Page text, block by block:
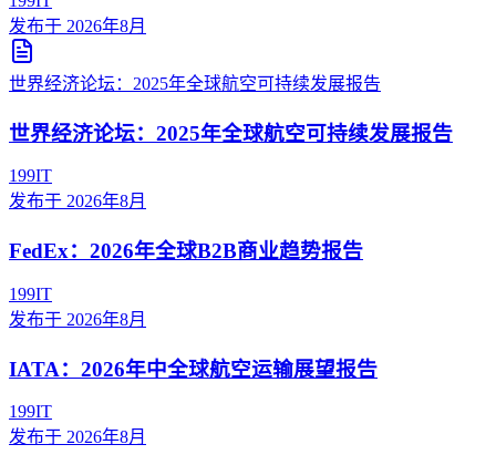
发布于 2026年8月
世界经济论坛：2025年全球航空可持续发展报告
世界经济论坛：2025年全球航空可持续发展报告
199IT
发布于 2026年8月
FedEx：2026年全球B2B商业趋势报告
199IT
发布于 2026年8月
IATA：2026年中全球航空运输展望报告
199IT
发布于 2026年8月